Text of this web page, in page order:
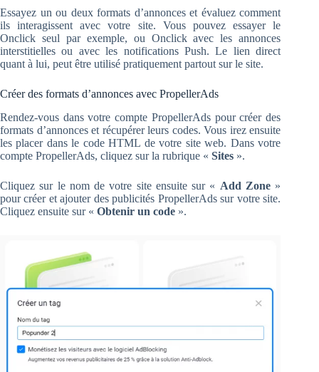
Essayez un ou deux formats d’annonces et évaluez comment
ils interagissent avec votre site. Vous pouvez essayer le
Onclick seul par exemple, ou Onclick avec les annonces
interstitielles ou avec les notifications Push. Le lien direct
quant à lui, peut être utilisé pratiquement partout sur le site.
Créer des formats d’annonces avec PropellerAds
Rendez-vous dans votre compte PropellerAds pour créer des
formats d’annonces et récupérer leurs codes. Vous irez ensuite
les placer dans le code HTML de votre site web. Dans votre
compte PropellerAds, cliquez sur la rubrique « Sites ».
Cliquez sur le nom de votre site ensuite sur « Add Zone»
pour créer et ajouter des publicités PropellerAds sur votre site.
Cliquez ensuite sur « Obtenir un code ».